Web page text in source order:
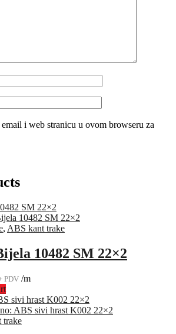
i web stranicu u ovom browseru za
, ABS kant trake
10482 SM 22×2
PDV /m
trake